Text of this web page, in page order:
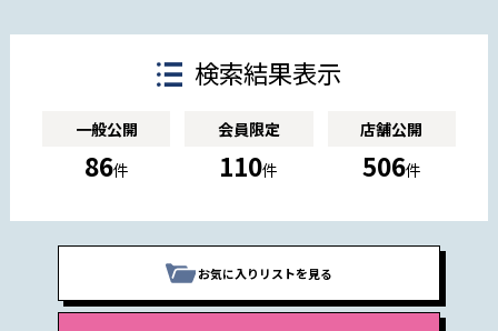
検索結果表示
一般公開
86件
会員限定
110件
店舗公開
506件
お気に入りリストを見る